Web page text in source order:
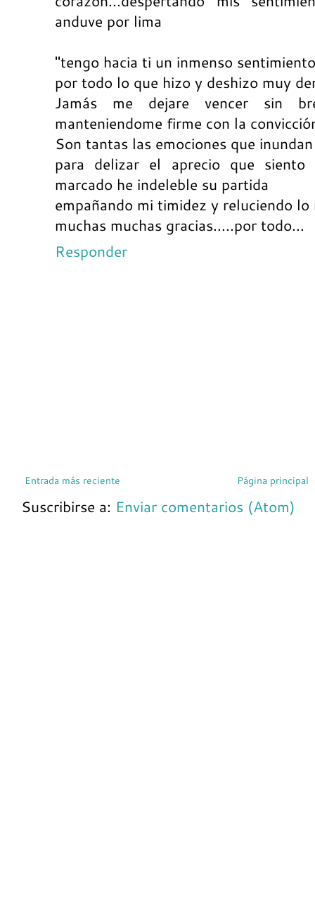
anduve por lima
"tengo hacia ti un inmenso
por todo lo que hizo y deshizo muy
Jamás me dejare vencer sin
manteniendome firme con la
Son tantas las emociones que
para delizar el aprecio que
marcado he indeleble su partida
empañando mi timidez y reluciendo lo
muchas muchas gracias.....por todo...
Responder
Entrada más reciente Página principal
Suscribirse a: Enviar comentarios (Atom)